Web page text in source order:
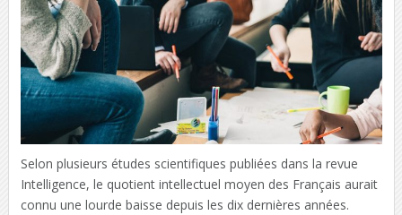
Selon plusieurs études scientifiques publiées dans la revue
Intelligence, le quotient intellectuel moyen des Français aurait
connu une lourde baisse depuis les dix dernières années.